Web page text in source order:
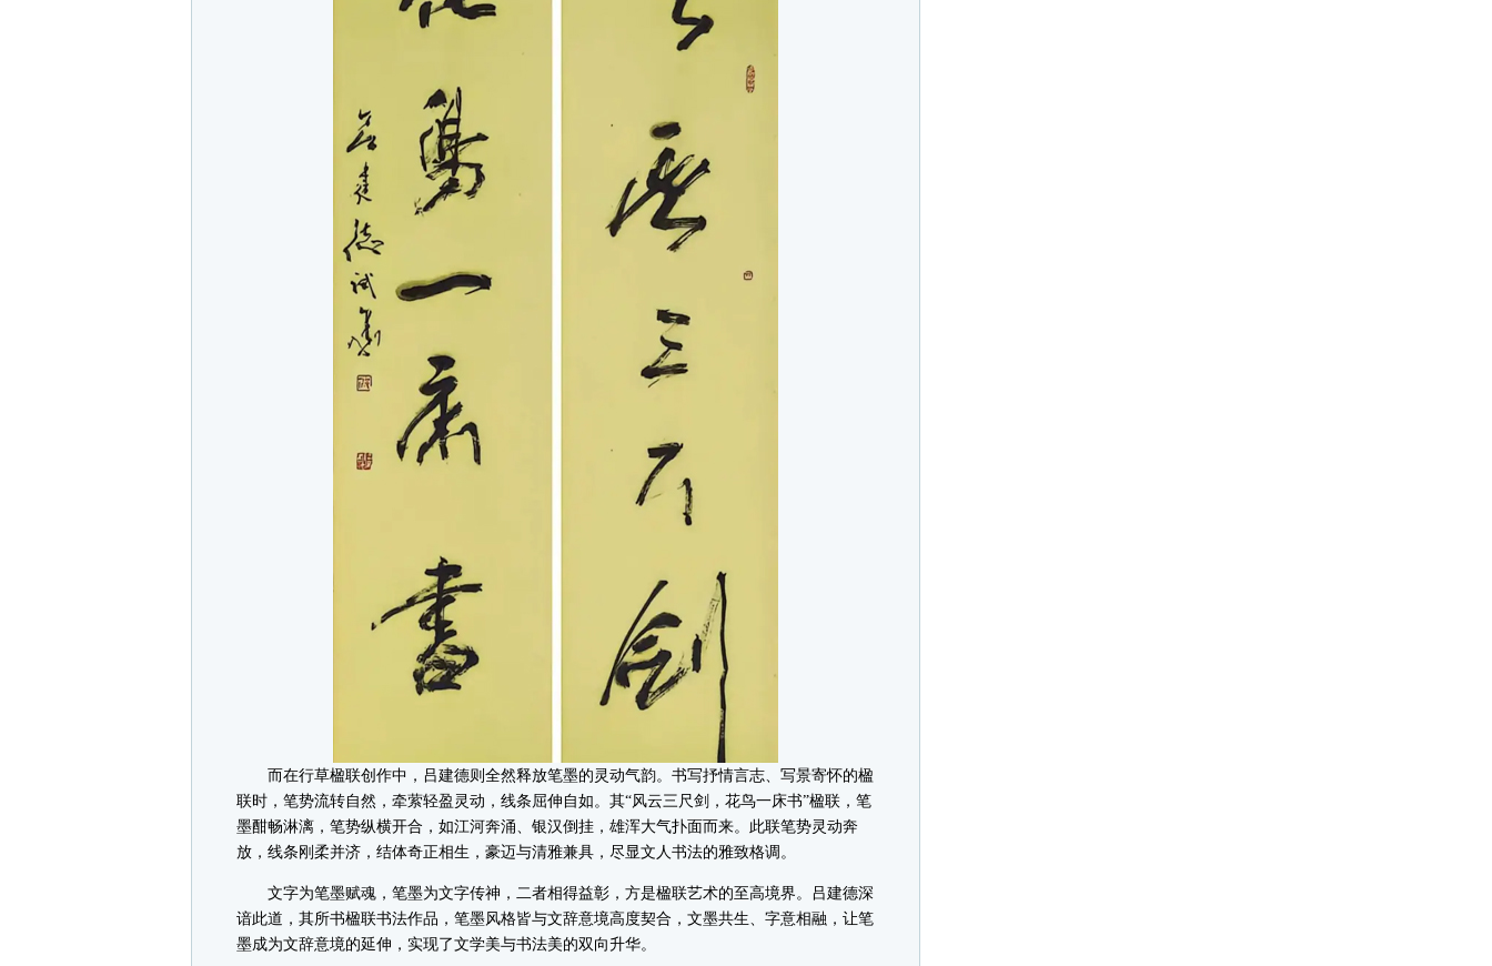
而在行草楹联创作中，吕建德则全然释放笔墨的灵动气韵。书写抒情言志、写景寄怀的楹
联时，笔势流转自然，牵萦轻盈灵动，线条屈伸自如。其“风云三尺剑，花鸟一床书”楹联，笔
墨酣畅淋漓，笔势纵横开合，如江河奔涌、银汉倒挂，雄浑大气扑面而来。此联笔势灵动奔
放，线条刚柔并济，结体奇正相生，豪迈与清雅兼具，尽显文人书法的雅致格调。
文字为笔墨赋魂，笔墨为文字传神，二者相得益彰，方是楹联艺术的至高境界。吕建德深
谙此道，其所书楹联书法作品，笔墨风格皆与文辞意境高度契合，文墨共生、字意相融，让笔
墨成为文辞意境的延伸，实现了文学美与书法美的双向升华。